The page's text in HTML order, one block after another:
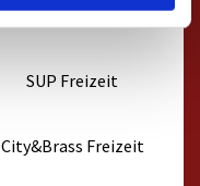
ot für Jugendliche
SUP Freizeit
City&Brass Freizeit